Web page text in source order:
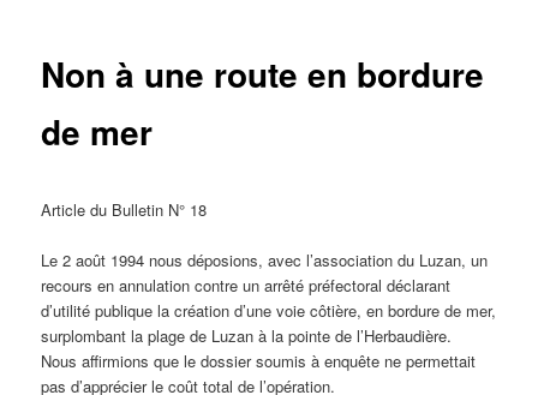
Non à une route en bordure
de mer
Article du Bulletin N° 18
Le 2 août 1994 nous déposions, avec l’association du Luzan, un
recours en annulation contre un arrêté préfectoral déclarant
d’utilité publique la création d’une voie côtière, en bordure de mer,
surplombant la plage de Luzan à la pointe de l’Herbaudière.
Nous affirmions que le dossier soumis à enquête ne permettait
pas d’apprécier le coût total de l’opération.